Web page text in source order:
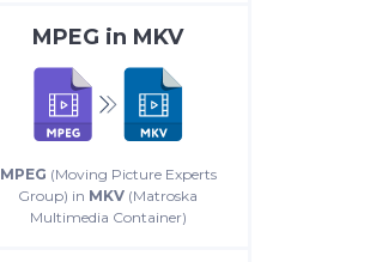
MPEG in MKV
MPEG (Moving Picture Experts
Group) in MKV (Matroska
Multimedia Container)